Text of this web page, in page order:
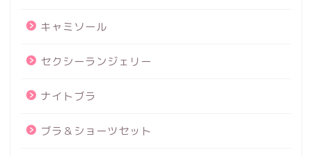
キャミソール
セクシーランジェリー
ナイトブラ
ブラ＆ショーツセット